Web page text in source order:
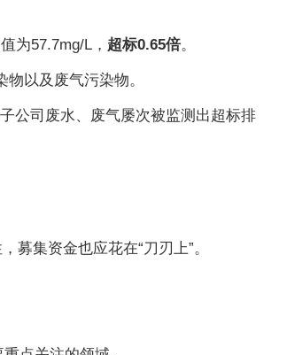
为57.7mg/L， 超标0.65倍。
以及废气污染物。
公司废水、废气屡次被监测出超标排
集资金也应花在“刀刃上”。